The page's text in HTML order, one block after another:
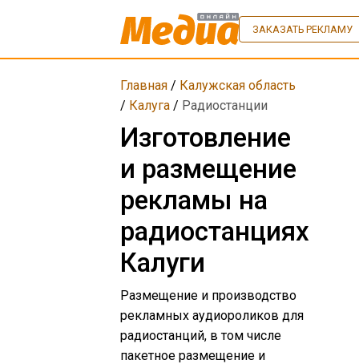
ЗАКАЗАТЬ РЕКЛАМУ
Главная / Калужская область
/ Калуга / Радиостанции
Изготовление
и размещение
рекламы на
радиостанциях
Калуги
Размещение и производство
рекламных аудиороликов для
радиостанций, в том числе
пакетное размещение и